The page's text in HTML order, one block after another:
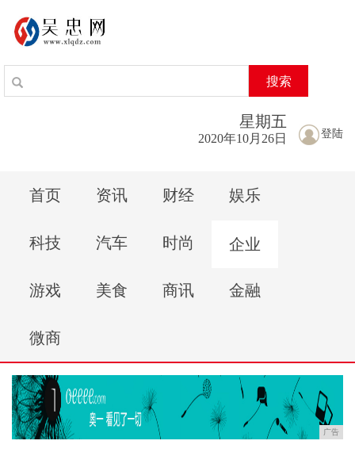
搜索
登陆
星期五
2020年10月26日
首页 资讯 财经 娱乐
科技 汽车 时尚 企业
游戏 美食 商讯 金融
微商
广告